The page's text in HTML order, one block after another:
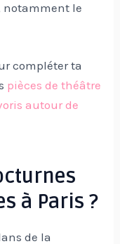
notamment le
compléter ta
pièces de théâtre
autour de
à Paris ?
de la